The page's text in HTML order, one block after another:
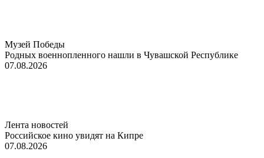
Музей Победы
Родных военнопленного нашли в Чувашской Республике
07.08.2026
Лента новостей
Российское кино увидят на Кипре
07.08.2026